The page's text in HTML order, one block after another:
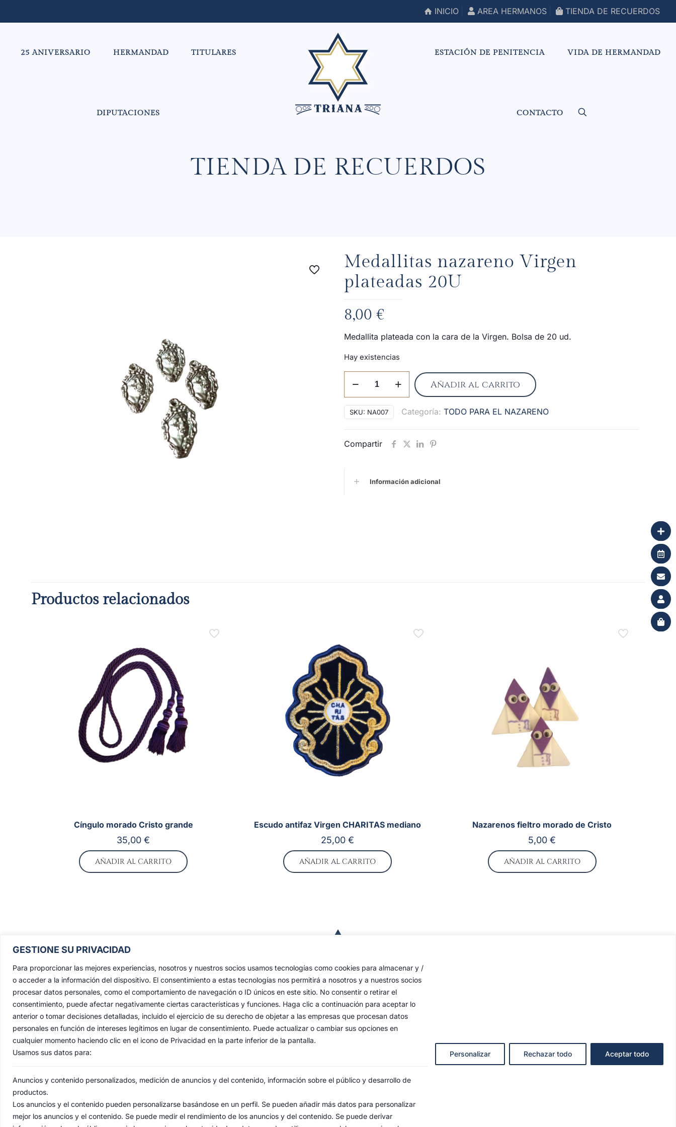
GESTIONE SU PRIVACIDAD
Para proporcionar las mejores experiencias, nosotros y nuestros socios usamos tecnologías como cookies para almacenar y /
o acceder a la información del dispositivo. El consentimiento a estas tecnologías nos permitirá a nosotros y a nuestros socios
procesar datos personales, como el comportamiento de navegación o ID únicos en este sitio. No consentir o retirar el
consentimiento, puede afectar negativamente ciertas características y funciones. Haga clic a continuación para aceptar lo
anterior o tomar decisiones detalladas, incluido el ejercicio de su derecho de objetar a las empresas que procesan datos
personales en función de intereses legítimos en lugar de consentimiento. Puede actualizar o cambiar sus opciones en
cualquier momento haciendo clic en el icono de Privacidad en la parte inferior de la pantalla.
Usamos sus datos para:
Anuncios y contenido personalizados, medición de anuncios y del contenido, información sobre el público y desarrollo de
productos.
Los anuncios y el contenido pueden personalizarse basándose en un perfil. Se pueden añadir más datos para personalizar
mejor los anuncios y el contenido. Se puede medir el rendimiento de los anuncios y del contenido. Se puede derivar
Personalizar Rechazar todo Aceptar todo
INICIO AREA HERMANOS TIENDA DE RECUERDOS
25 ANIVERSARIO HERMANDAD TITULARES
DIPUTACIONES
ESTACIÓN DE PENITENCIA VIDA DE HERMANDAD
CONTACTO
TIENDA
Medallitas nazareno Virgen
plateadas 20U
8,00 €
Medallita plateada con la cara de la Virgen. Bolsa de 20 ud.
Hay existencias
Virgen
plateadas
cantidad
Añadir al carrito
SKU: NA007 Categoría: TODO PARA EL NAZARENO
Compartir
Información adicional
Productos relacionados
Cíngulo morado Cristo grande
35,00€
AÑADIR AL CARRITO
Escudo antifaz Virgen CHARITAS mediano
25,00€
AÑADIR AL CARRITO
Nazarenos fieltro morado de Cristo
5,00€
AÑADIR AL CARRITO
Hermandad Sacramental y Cofradía de
Nazarenos de Nuestro Padre Jesús de las
Penas y María Santísima de la Estrella,
Triunfo del Santo Lignum Crucis, San
Francisco de Paula y Santas Justa y
Rufina.
Capilla: C. San Jacinto, 41
Casa Hermandad: C/ Jesús de las Penas, 4
AVISO LEGAL POLÍTICA DE PRIVACIDAD POLÍTICA DE COOKIES